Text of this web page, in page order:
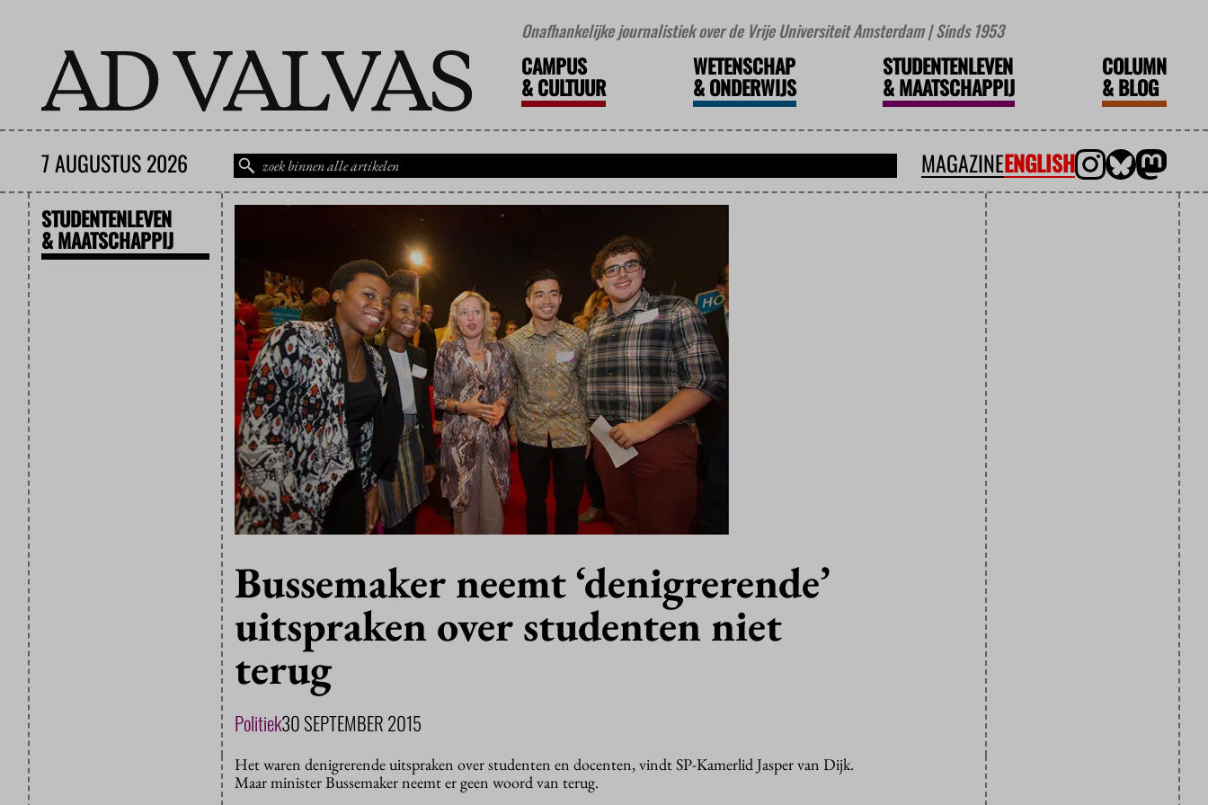
Onafhankelijke journalistiek over de Vrije Universiteit Amsterdam | Sinds 1953
CAMPUS
&CULTUUR
WETENSCHAP
&ONDERWIJS
STUDENTENLEVEN
&MAATSCHAPPIJ
COLUMN
&BLOG
7 AUGUSTUS 2026 MAGAZINEENGLISH
STUDENTENLEVEN
& MAATSCHAPPIJ
Bussemaker neemt ‘denigrerende’
uitspraken over studenten niet
terug
Politiek30 SEPTEMBER 2015
Het waren denigrerende uitspraken over studenten en docenten, vindt SP-Kamerlid Jasper van Dijk.
Maar minister Bussemaker neemt er geen woord van terug.